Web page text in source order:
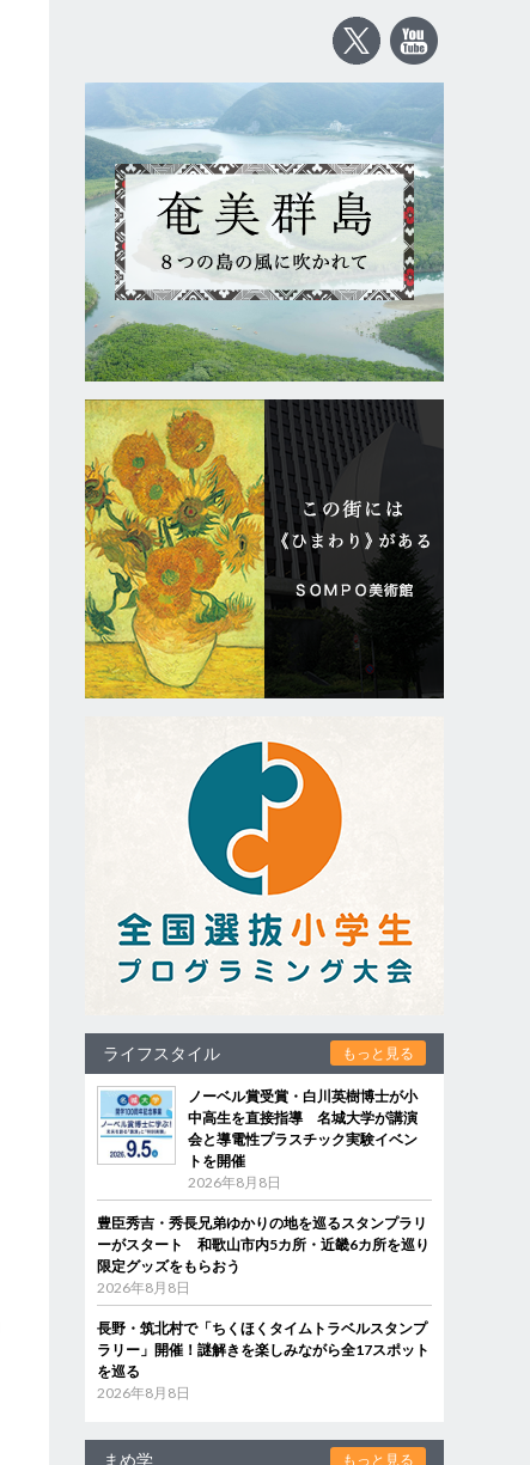
ライフスタイル もっと見る
ノーベル賞受賞・白川英樹博士が小
中高生を直接指導 名城大学が講演
会と導電性プラスチック実験イベン
トを開催
2026年8月8日
豊臣秀吉・秀長兄弟ゆかりの地を巡るスタンプラリ
ーがスタート 和歌山市内5カ所・近畿6カ所を巡り
限定グッズをもらおう
2026年8月8日
長野・筑北村で「ちくほくタイムトラベルスタンプ
ラリー」開催！謎解きを楽しみながら全17スポット
を巡る
2026年8月8日
まめ学 もっと見る